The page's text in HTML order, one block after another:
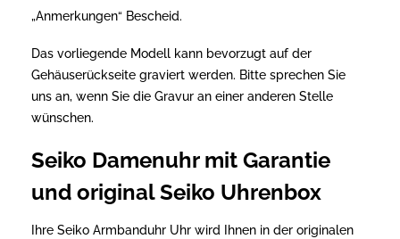
„Anmerkungen“ Bescheid.
Das vorliegende Modell kann bevorzugt auf der
Gehäuserückseite graviert werden. Bitte sprechen Sie
uns an, wenn Sie die Gravur an einer anderen Stelle
wünschen.
Seiko Damenuhr mit Garantie
und original Seiko Uhrenbox
Ihre Seiko Armbanduhr Uhr wird Ihnen in der originalen